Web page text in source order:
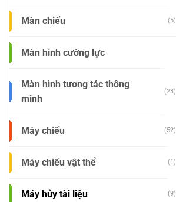
Màn chiếu (5)
Màn hình cường lực
Màn hình tương tác thông
minh
(23)
Máy chiếu (52)
Máy chiếu vật thể (1)
Máy hủy tài liệu (9)